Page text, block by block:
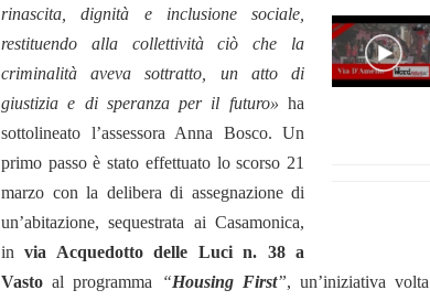
rinascita, dignità e inclusione sociale,
restituendo alla collettività ciò che la
criminalità aveva sottratto, un atto di
giustizia e di speranza per il futuro» ha
sottolineato l’assessora Anna Bosco. Un
primo passo è stato effettuato lo scorso 21
marzo con la delibera di assegnazione di
un’abitazione, sequestrata ai Casamonica,
invia Acquedotto delle Luci n. 38 a
Vasto al programma “Housing First”, un’iniziativa